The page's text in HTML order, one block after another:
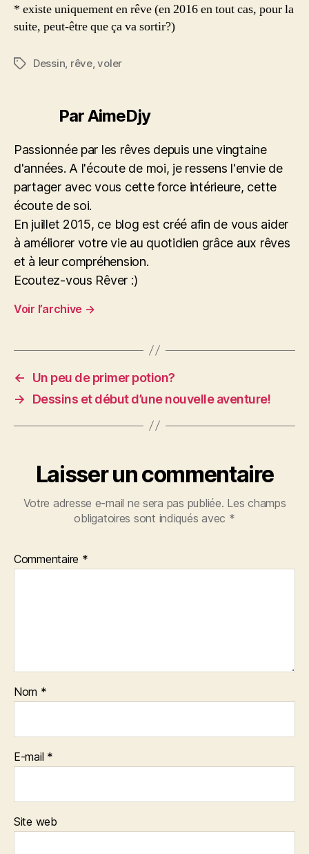
* existe uniquement en rêve (en 2016 en tout cas, pour la
suite, peut-être que ça va sortir?)
Étiquettes
Dessin, rêve,voler
Par AimeDjy
Passionnée par les rêves depuis une vingtaine
d'années. A l'écoute de moi, je ressens l'envie de
partager avec vous cette force intérieure, cette
écoute de soi.
En juillet 2015, ce blog est créé afin de vous aider
à améliorer votre vie au quotidien grâce aux rêves
et à leur compréhension.
Ecoutez-vous Rêver :)
Voir l’archive →
←
Un peu de primer potion?
→
Dessins et début d’une nouvelle aventure!
Laisser un commentaire
Votre adresse e-mail ne sera pas publiée. Les champs
obligatoires sont indiqués avec *
Commentaire *
Nom *
E-mail *
Site web